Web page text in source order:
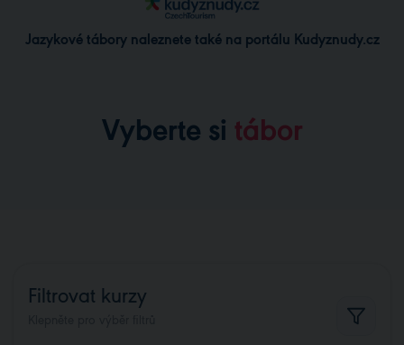
Jazykové tábory naleznete také na portálu Kudyznudy.cz
Vyberte si tábor
Filtrovat kurzy